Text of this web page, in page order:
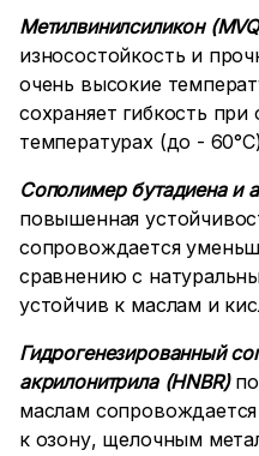
Метилвинилсиликон
износостойкость и
очень высокие
сохраняет гибкость при
температурах (до -
Сополимер бутадиена и
повышенная
сопровождается
сравнению с
устойчив к маслам и
Гидрогенезированный
акрилонитрила (HNBR)
маслам
к озону, щелочным